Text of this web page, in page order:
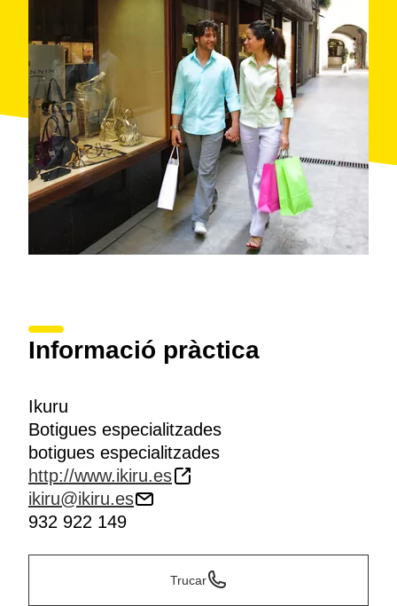
Informació pràctica
Ikuru
Botigues especialitzades
botigues especialitzades
http://www.ikiru.es
ikiru@ikiru.es
932 922 149
Trucar